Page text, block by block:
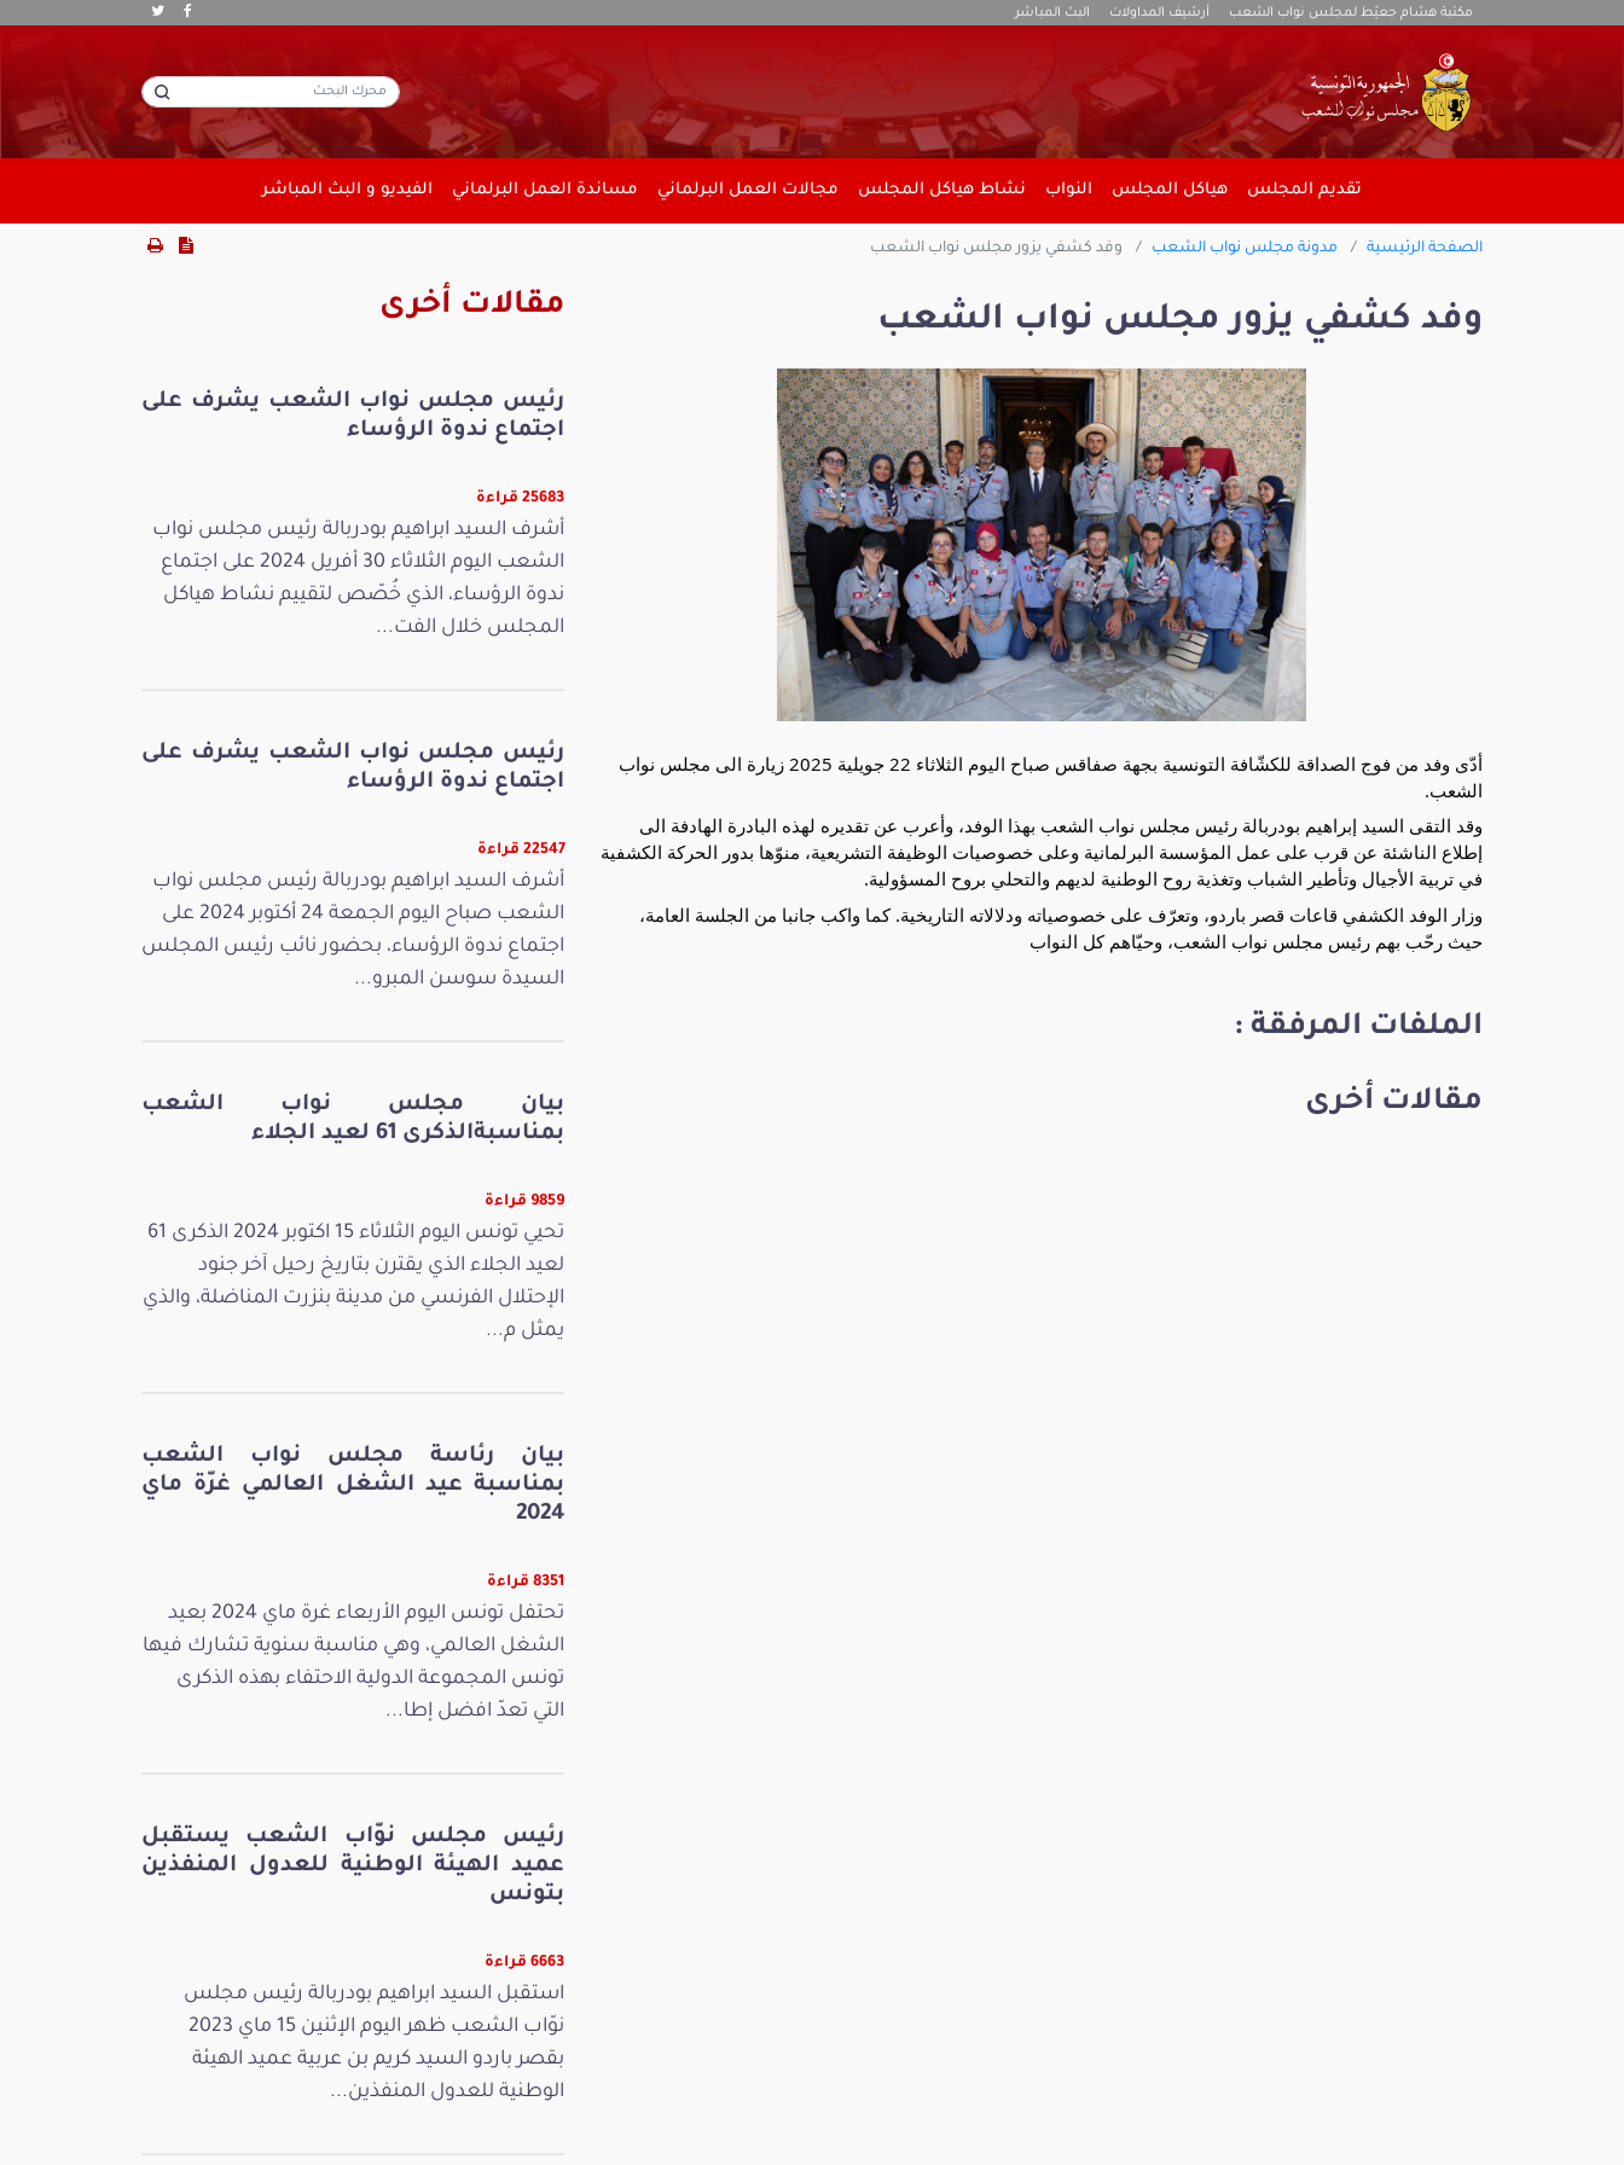
مكتبة هشام جعيّط لمجلس نواب الشعب أرشيف المداولات البث المباشر
تقديم المجلس هياكل المجلس النواب نشاط هياكل المجلس مجالات العمل البرلماني مساندة العمل البرلماني الفيديو و البث المباشر
الصفحة الرئيسية مدونة مجلس نواب الشعب وفد كشفي يزور مجلس نواب الشعب
وفد كشفي يزور مجلس نواب الشعب
أدّى وفد من فوج الصداقة للكشّافة التونسية بجهة صفاقس صباح اليوم الثلاثاء 22 جويلية 2025 زيارة الى مجلس نواب
الشعب.
وقد التقى السيد إبراهيم بودربالة رئيس مجلس نواب الشعب بهذا الوفد، وأعرب عن تقديره لهذه البادرة الهادفة الى
إطلاع الناشئة عن قرب على عمل المؤسسة البرلمانية وعلى خصوصيات الوظيفة التشريعية، منوّها بدور الحركة الكشفية
في تربية الأجيال وتأطير الشباب وتغذية روح الوطنية لديهم والتحلي بروح المسؤولية.
وزار الوفد الكشفي قاعات قصر باردو، وتعرّف على خصوصياته ودلالاته التاريخية. كما واكب جانبا من الجلسة العامة،
حيث رحّب بهم رئيس مجلس نواب الشعب، وحيّاهم كل النواب
الملفات المرفقة :
مقالات أخرى
مقالات أخرى
رئيس مجلس نواب الشعب يشرف على
اجتماع ندوة الرؤساء
25683 قراءة
أشرف السيد ابراهيم بودربالة رئيس مجلس نواب
الشعب اليوم الثلاثاء 30 أفريل 2024 على اجتماع
ندوة الرؤساء، الذي خُصّص لتقييم نشاط هياكل
المجلس خلال الفت...
رئيس مجلس نواب الشعب يشرف على
اجتماع ندوة الرؤساء
22547 قراءة
أشرف السيد ابراهيم بودربالة رئيس مجلس نواب
الشعب صباح اليوم الجمعة 24 أكتوبر 2024 على
اجتماع ندوة الرؤساء، بحضور نائب رئيس المجلس
السيدة سوسن المبرو...
بيان مجلس نواب الشعب
بمناسبةالذكرى 61 لعيد الجلاء
9859 قراءة
تحيي تونس اليوم الثلاثاء 15 اكتوبر 2024 الذكرى 61
لعيد الجلاء الذي يقترن بتاريخ رحيل آخر جنود
الإحتلال الفرنسي من مدينة بنزرت المناضلة، والذي
يمثل م...
بيان رئاسة مجلس نواب الشعب
بمناسبة عيد الشغل العالمي غرّة ماي
2024
8351 قراءة
تحتفل تونس اليوم الأربعاء غرة ماي 2024 بعيد
الشغل العالمي، وهي مناسبة سنوية تشارك فيها
تونس المجموعة الدولية الاحتفاء بهذه الذكرى
التي تعدّ افضل إطا...
رئيس مجلس نوّاب الشعب يستقبل
عميد الهيئة الوطنية للعدول المنفذين
بتونس
6663 قراءة
استقبل السيد ابراهيم بودربالة رئيس مجلس
نوّاب الشعب ظهر اليوم الإثنين 15 ماي 2023
بقصر باردو السيد كريم بن عربية عميد الهيئة
الوطنية للعدول المنفذين...